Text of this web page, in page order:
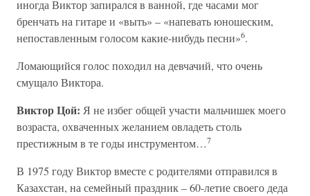
иногда Виктор запирался в ванной, где часами мог
бренчать на гитаре и «выть» – «напевать юношеским,
непоставленным голосом какие-нибудь песни»6.
Ломающийся голос походил на девчачий, что очень
смущало Виктора.
Виктор Цой: Я не избег общей участи мальчишек моего
возраста, охваченных желанием овладеть столь
престижным в те годы инструментом…7
В 1975 году Виктор вместе с родителями отправился в
Казахстан, на семейный праздник – 60-летие своего деда